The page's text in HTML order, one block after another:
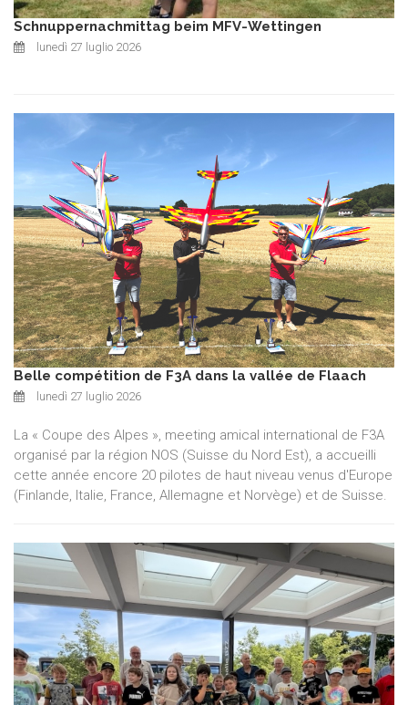
Schnuppernachmittag beim MFV-Wettingen
lunedì 27 luglio 2026
Belle compétition de F3A dans la vallée de Flaach
lunedì 27 luglio 2026
La « Coupe des Alpes », meeting amical international de F3A
organisé par la région NOS (Suisse du Nord Est), a accueilli
cette année encore 20 pilotes de haut niveau venus d'Europe
(Finlande, Italie, France, Allemagne et Norvège) et de Suisse.